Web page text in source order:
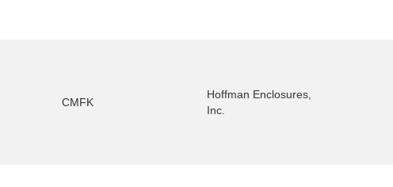
CMFK
Hoffman Enclosures,
Inc.